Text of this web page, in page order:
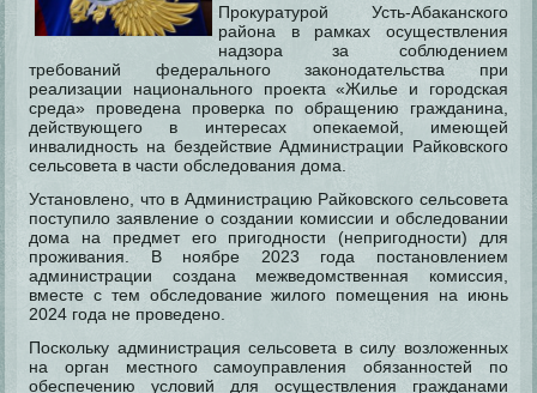
Прокуратурой Усть-Абаканского
района в рамках осуществления
надзора за соблюдением
требований федерального законодательства при
реализации национального проекта «Жилье и городская
среда» проведена проверка по обращению гражданина,
действующего в интересах опекаемой, имеющей
инвалидность на бездействие Администрации Райковского
сельсовета в части обследования дома.
Установлено, что в Администрацию Райковского сельсовета
поступило заявление о создании комиссии и обследовании
дома на предмет его пригодности (непригодности) для
проживания. В ноябре 2023 года постановлением
администрации создана межведомственная комиссия,
вместе с тем обследование жилого помещения на июнь
2024 года не проведено.
Поскольку администрация сельсовета в силу возложенных
на орган местного самоуправления обязанностей по
обеспечению условий для осуществления гражданами